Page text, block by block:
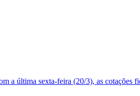
a última sexta-feira (20/3), as cotações